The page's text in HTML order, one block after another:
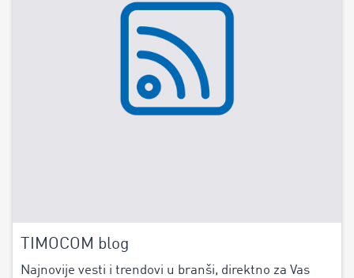
TIMOCOM blog
Najnovije vesti i trendovi u branši, direktno za Vas